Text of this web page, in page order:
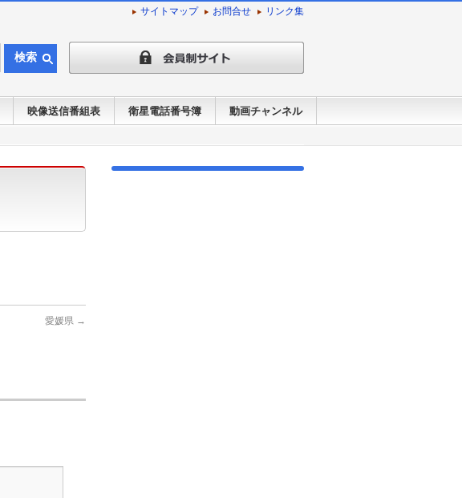
サイトマップ お問合せ リンク集
検索
映像送信番組表 衛星電話番号簿 動画チャンネル
愛媛県 →